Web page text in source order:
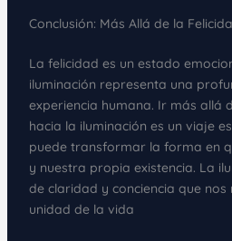
Conclusión: Más Allá de la
La felicidad es un estado
iluminación representa una
experiencia humana. Ir más allá
hacia la iluminación es un viaje
puede transformar la forma en
y nuestra propia existencia. La
de claridad y conciencia que
unidad de la vida